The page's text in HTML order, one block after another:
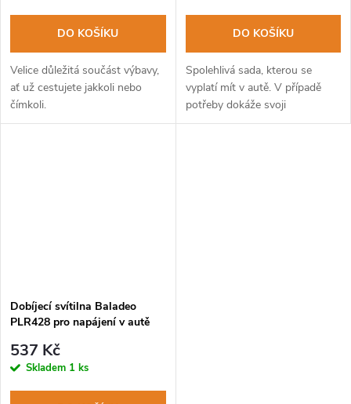
DO KOŠÍKU
Velice důležitá součást výbavy,
ať už cestujete jakkoli nebo
čímkoli.
DO KOŠÍKU
Spolehlivá sada, kterou se
vyplatí mít v autě. V případě
potřeby dokáže svoji
užitečnost.
Dobíjecí svítilna Baladeo
PLR428 pro napájení v autě
537 Kč
Skladem 1 ks